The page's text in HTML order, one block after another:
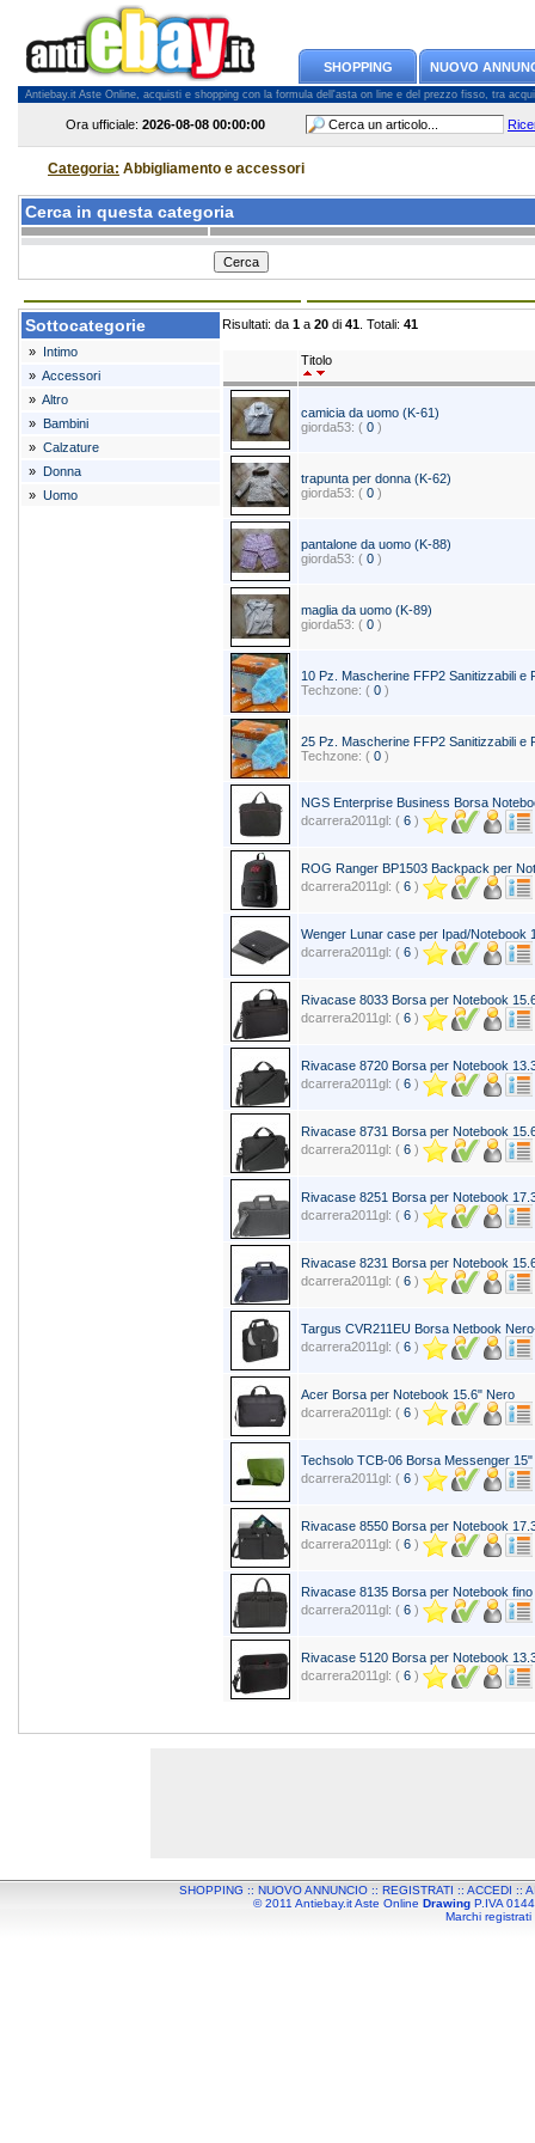
SHOPPING NUOVO
Antiebay.it Aste Online, acquisti e shopping con la formula dell'asta on line e del prezzo fisso, tra
Ora ufficiale: 2026-08-08 00:00:00
Categoria: Abbigliamento e accessori
Cerca in questa categoria
Sottocategorie
» Intimo
» Accessori
» Altro
» Bambini
» Calzature
» Donna
» Uomo
Risultati: da 1 a 20 di 41 . Totali: 41
Titolo
camicia da uomo (K-61)
giorda53: ( 0 )
trapunta per donna (K-62)
giorda53: ( 0 )
pantalone da uomo (K-88)
giorda53: ( 0 )
maglia da uomo (K-89)
giorda53: ( 0 )
10 Pz. Mascherine FFP2 Sanitizzabili e
Techzone: ( 0 )
25 Pz. Mascherine FFP2 Sanitizzabili e
Techzone: ( 0 )
NGS Enterprise Business Borsa
dcarrera2011gl: ( 6 )
ROG Ranger BP1503 Backpack per
dcarrera2011gl: ( 6 )
Wenger Lunar case per Ipad/Notebook
dcarrera2011gl: ( 6 )
Rivacase 8033 Borsa per Notebook
dcarrera2011gl: ( 6 )
Rivacase 8720 Borsa per Notebook
dcarrera2011gl: ( 6 )
Rivacase 8731 Borsa per Notebook
dcarrera2011gl: ( 6 )
Rivacase 8251 Borsa per Notebook
dcarrera2011gl: ( 6 )
Rivacase 8231 Borsa per Notebook
dcarrera2011gl: ( 6 )
Targus CVR211EU Borsa Netbook
dcarrera2011gl: ( 6 )
Acer Borsa per Notebook 15.6" Nero
dcarrera2011gl: ( 6 )
Techsolo TCB-06 Borsa Messenger 15"
dcarrera2011gl: ( 6 )
Rivacase 8550 Borsa per Notebook
dcarrera2011gl: ( 6 )
Rivacase 8135 Borsa per Notebook
dcarrera2011gl: ( 6 )
Rivacase 5120 Borsa per Notebook
dcarrera2011gl: ( 6 )
SHOPPING :: NUOVO ANNUNCIO:: REGISTRATI :: ACCEDI ::
© 2011 Antiebay.it Aste Online DrawingP.IVA
Marchi